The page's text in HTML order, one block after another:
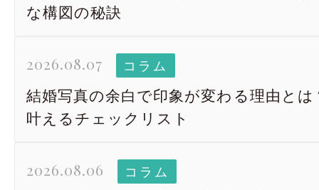
な構図の秘訣
2026.08.07 コラム
結婚写真の余白で印象が変わる理由とは
叶えるチェックリスト
2026.08.06 コラム